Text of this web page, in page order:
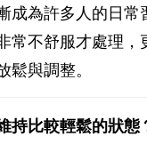
成為許多人的日常
常不舒服才處理，
鬆與調整。
持比較輕鬆的狀態